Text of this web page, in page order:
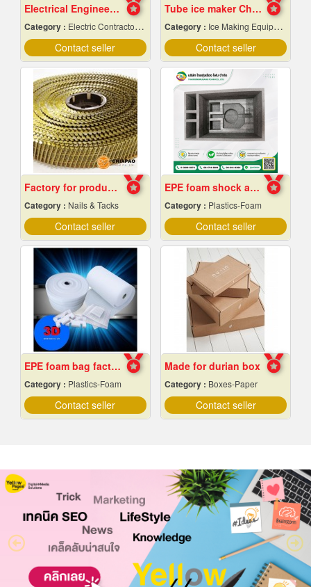
Electrical Engineering
Category : Electric Contractors-Industrial & Residential
Contact seller
Tube ice maker Chiang Mai
Category : Ice Making Equipment & Machines
Contact seller
Factory for producing nails, rolling pin, staples,
Category : Nails & Tacks
Contact seller
EPE foam shock absorber
Category : Plastics-Foam
Contact seller
EPE foam bag factory, Chon Buri
Category : Plastics-Foam
Contact seller
Made for durian box
Category : Boxes-Paper
Contact seller